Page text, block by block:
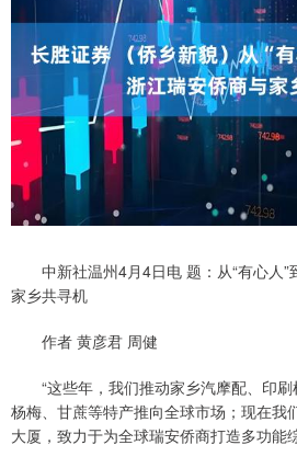
中新社温州4月4日电 题：从“有心人”
家乡共寻机
作者 黄彦君 周健
“这些年，我们推动家乡汽摩配、印刷
杨梅、甘蔗等特产推向全球市场；现在我
大厦，致力于为全球瑞安侨商打造多功能